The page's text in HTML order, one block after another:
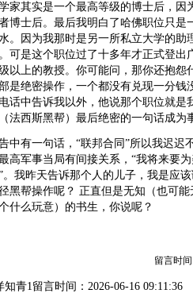
家其实是一个最高等级的博士后，因
博士后。最后我明白了哈佛职位只是
。因为我那时是另一所私立大学的助
可是这个职位过了十多年才正式登出
以上的教授。你可能问，那你还抱怨
是绝密操作，一个都没有兑现一分钱
话中告诉我以外，他说那个职位就是
法西斯黑帮）最后绝密的一句话成为
中有一句话，“联邦合同”所以我迟迟
高军事当局有间接关系，“我将来要
。我昨天告诉那个人的儿子，我是应
黑帮操作呢？ 正直但是无知（也可
什么玩意）的书生，你说呢？
留言时间
青1留言时间：2026-06-16 09:11:36